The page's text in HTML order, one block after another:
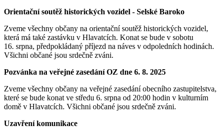
Orientační soutěž historických vozidel - Selské Baroko
Zveme všechny občany na orientační soutěž historických vozidel,
která má také zastávku v Hlavatcích. Konat se bude v sobotu
16. srpna, předpokládaný příjezd na náves v odpoledních hodinách.
Všichni občané jsou srdečně zváni.
Pozvánka na veřejné zasedání OZ dne 6. 8. 2025
Zveme všechny občany na veřejné zasedání obecního zastupitelstva,
které se bude konat ve středu 6. srpna od 20:00 hodin v kulturním
domě v Hlavatcích. Všichni občané jsou srdečně zváni.
Uzavření komunikace